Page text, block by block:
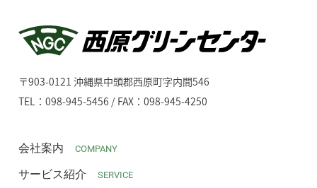
〒903-0121 沖縄県中頭郡西原町字内間546
TEL：098-945-5456 / FAX：098-945-4250
会社案内 COMPANY
サービス紹介 SERVICE